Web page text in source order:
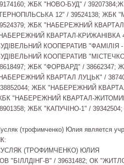
ЖБК "НОВО-БУД" /
12" / 39524138;
ЖБК "НАБЕРЕЖНИЙ
КВАРТАЛ-КРИЖАНІВКА
КООПЕРАТИВ "ФАМІЛІЯ
КООПЕРАТИВ
ЖБК "ФОРВАРД" / 38662347;
КВАРТАЛ ЛУЦЬК" /
ЖБК "НАБЕРЕЖНИЙ
"НАБЕРЕЖНИЙ КВАРТАЛ-
ЖБК "КАПУЧІНО-1" / 39342504;
(трофимченко) Юлия является
(ТРОФИМЧЕНКО) ЮЛИЯ
"БІЛЛДІНГ-В" / 39631482; ОК